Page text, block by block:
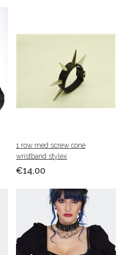
1 row med screw cone
wristband stylex
€14,00